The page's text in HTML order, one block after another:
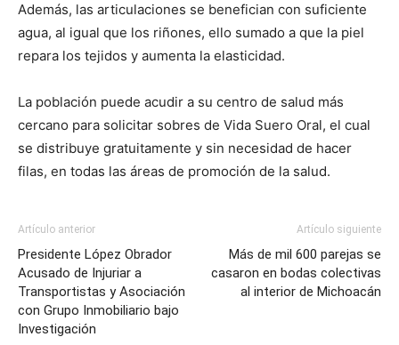
Además, las articulaciones se benefician con suficiente
agua, al igual que los riñones, ello sumado a que la piel
repara los tejidos y aumenta la elasticidad.
La población puede acudir a su centro de salud más
cercano para solicitar sobres de Vida Suero Oral, el cual
se distribuye gratuitamente y sin necesidad de hacer
filas, en todas las áreas de promoción de la salud.
Artículo anterior
Presidente López Obrador
Acusado de Injuriar a
Transportistas y Asociación
con Grupo Inmobiliario bajo
Investigación
Artículo siguiente
Más de mil 600 parejas se
casaron en bodas colectivas
al interior de Michoacán